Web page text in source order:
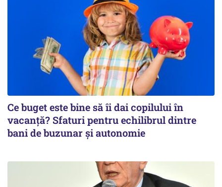
Ce buget este bine să îi dai copilului în
vacanță? Sfaturi pentru echilibrul dintre
bani de buzunar și autonomie